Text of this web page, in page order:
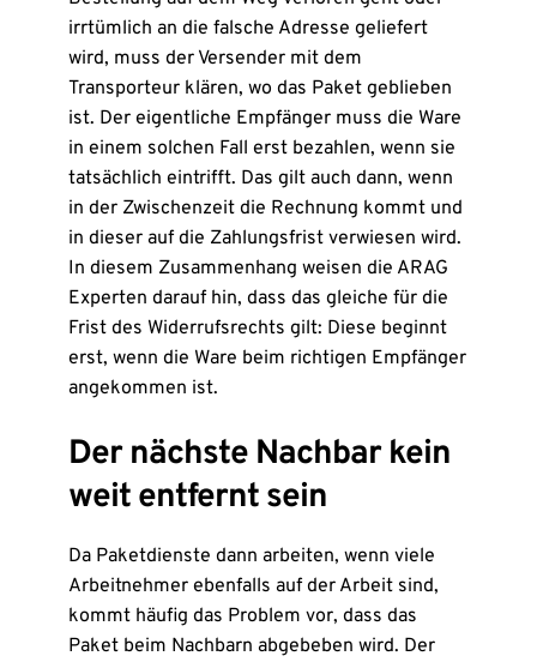
irrtümlich an die falsche Adresse geliefert
wird, muss der Versender mit dem
Transporteur klären, wo das Paket geblieben
ist. Der eigentliche Empfänger muss die Ware
in einem solchen Fall erst bezahlen, wenn sie
tatsächlich eintrifft. Das gilt auch dann, wenn
in der Zwischenzeit die Rechnung kommt und
in dieser auf die Zahlungsfrist verwiesen wird.
In diesem Zusammenhang weisen die ARAG
Experten darauf hin, dass das gleiche für die
Frist des Widerrufsrechts gilt: Diese beginnt
erst, wenn die Ware beim richtigen Empfänger
angekommen ist.
Der nächste Nachbar kein
weit entfernt sein
Da Paketdienste dann arbeiten, wenn viele
Arbeitnehmer ebenfalls auf der Arbeit sind,
kommt häufig das Problem vor, dass das
Paket beim Nachbarn abgebeben wird. Der